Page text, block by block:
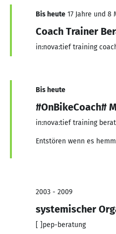
Bis heute 17 Jahre und 8
Coach Trainer
in:nova:tief training
Bis heute
#OnBikeCoach#
in:nova:tief training
Entstören wenn es
2003 - 2009
systemischer
[ ]pep-beratung